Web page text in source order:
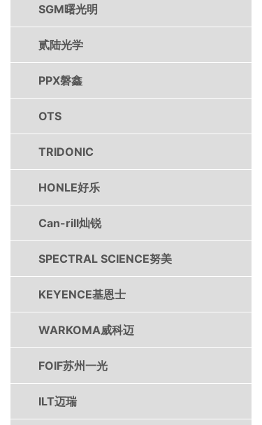
SGM曙光明
贰陆光学
PPX磐鑫
OTS
TRIDONIC
HONLE好乐
Can-rill灿锐
SPECTRAL SCIENCE努美
KEYENCE基恩士
WARKOMA威科迈
FOIF苏州一光
ILT迈瑞